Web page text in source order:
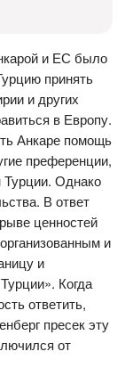
и ЕС было
принять
и других
в Европу.
Анкаре помощь
преференции,
Турции. Однако
В ответ
ценностей
и
и
Когда
ответить,
пресек эту
от